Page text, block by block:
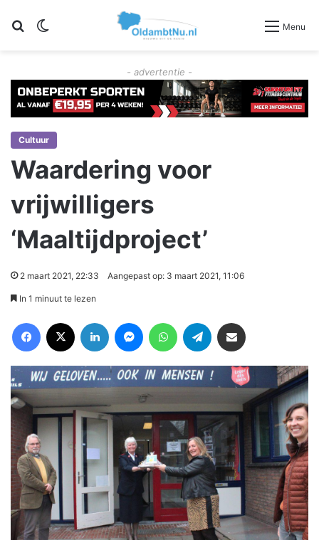
Zoeken Menu
- advertentie -
Cultuur
Waardering voor
vrijwilligers
‘Maaltijdproject’
2 maart 2021, 22:33 Aangepast op: 3 maart 2021, 11:06
In 1 minuut te lezen